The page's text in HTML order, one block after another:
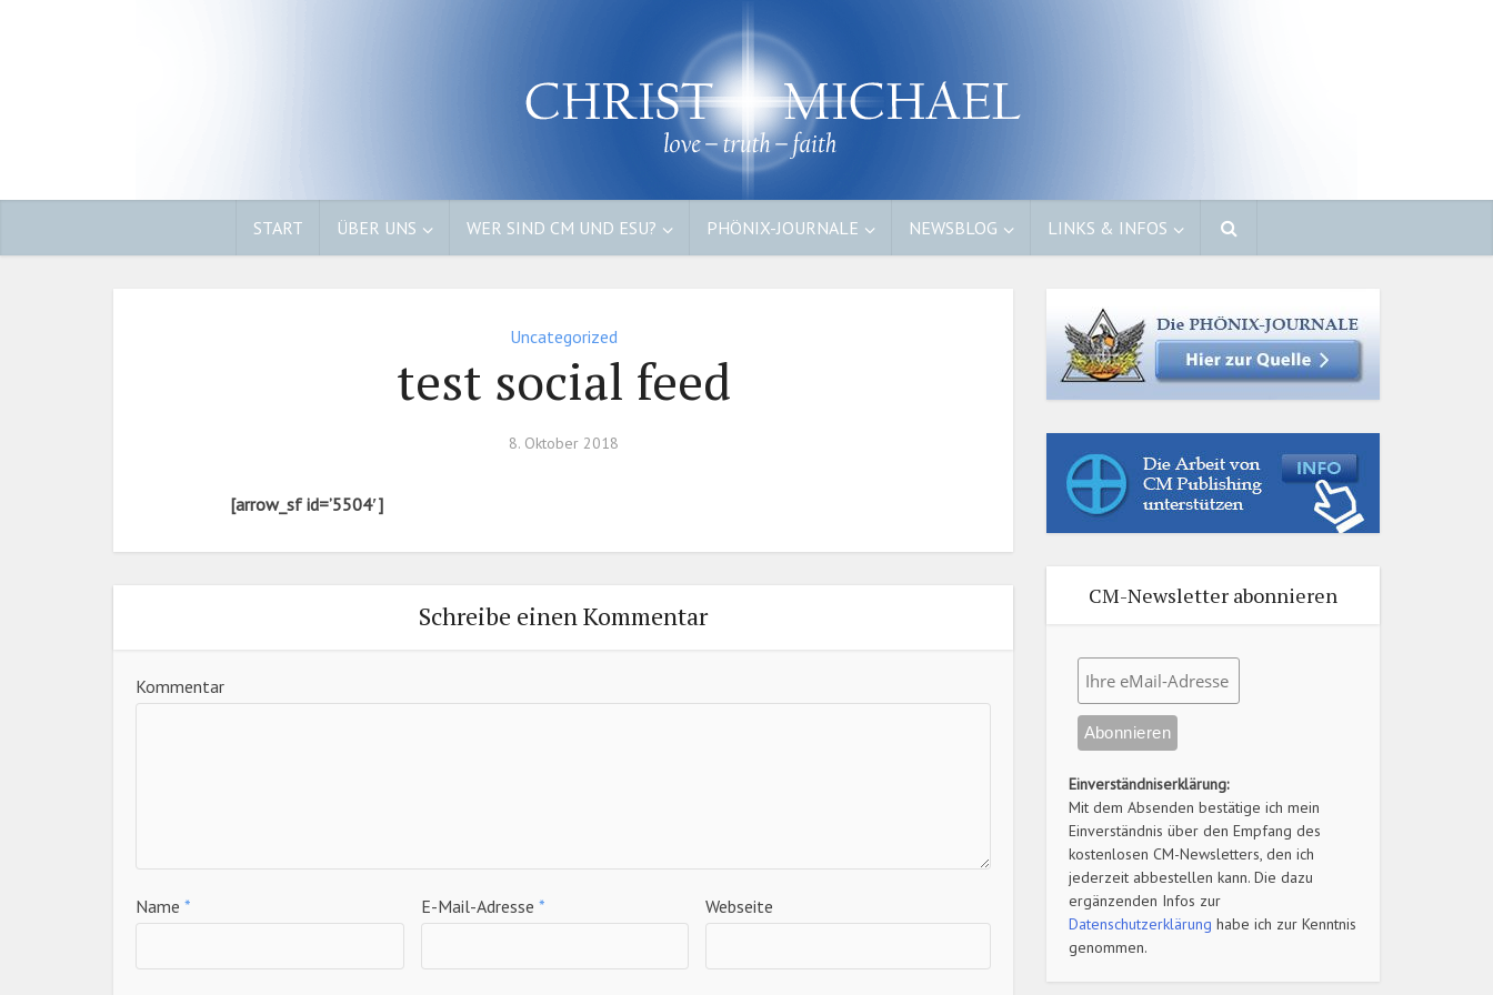
START ÜBER UNS WER SIND CM UND ESU? PHÖNIX-JOURNALE NEWSBLOG LINKS & INFOS
Uncategorized
test social feed
8. Oktober 2018
[arrow_sf id=’5504′]
Schreibe einen Kommentar
Kommentar
Name * E-Mail-Adresse * Webseite
CM-Newsletter abonnieren
Einverständniserklärung:
Mit dem Absenden bestätige ich mein
Einverständnis über den Empfang des
kostenlosen CM-Newsletters, den ich
jederzeit abbestellen kann. Die dazu
ergänzenden Infos zur
Datenschutzerklärung habe ich zur Kenntnis
genommen.